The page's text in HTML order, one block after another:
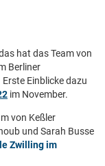
hat das Team von
Berliner
Erste Einblicke dazu
im November.
von Keßler
und Sarah Busse
Zwilling im